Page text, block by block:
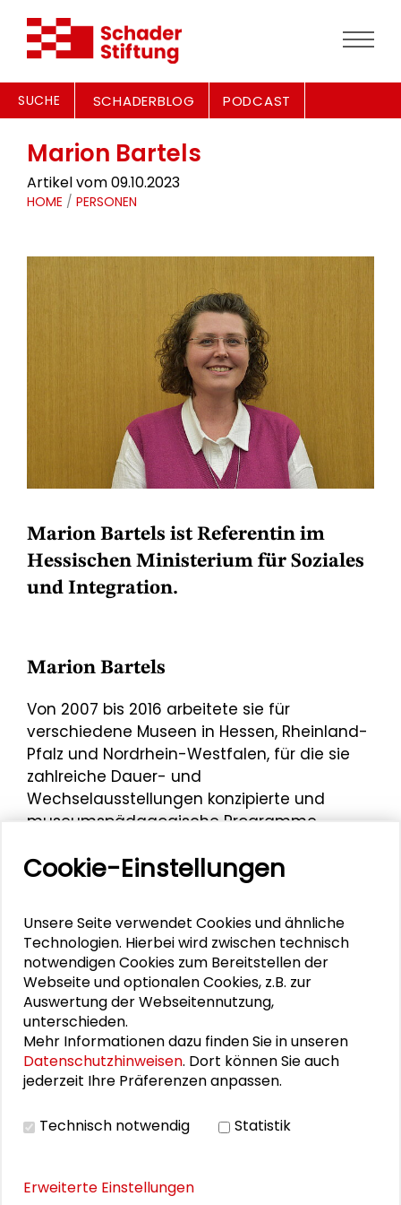
SUCHE SCHADERBLOG PODCAST
Marion Bartels
Artikel vom 09.10.2023
HOME / PERSONEN
Marion Bartels ist Referentin im
Hessischen Ministerium für Soziales
und Integration.
Marion Bartels
Von 2007 bis 2016 arbeitete sie für
verschiedene Museen in Hessen, Rheinland-
Pfalz und Nordrhein-Westfalen, für die sie
zahlreiche Dauer- und
Wechselausstellungen konzipierte und
museumspädagogische Programme
„Erstaufnahmeverfahren und
Standortkoordination“ für soziale Belange
Bartels ist Referentin im Referat
„Kommunale Integrationsförderung und
Landesprogramm WIR“ im Hessischen
Ministerium für Soziales und Integration. Dort
koordiniert sie seit 2018 u.a. die Bereiche
„Förderung für Migrantenorganisationen“
und „WIR-Vielfaltszentren“.
Marion Bartels war als Vertreterin des „WIR-
Vielfaltzentrums“ eine der
Sommercamp 2023 "Kulturbewusst. Räume
Cookie-Einstellungen
Unsere Seite verwendet Cookies und ähnliche
Technologien. Hierbei wird zwischen technisch
notwendigen Cookies zum Bereitstellen der
Webseite und optionalen Cookies, z.B. zur
Auswertung der Webseitennutzung,
unterschieden.
Mehr Informationen dazu finden Sie in unseren
Datenschutzhinweisen. Dort können Sie auch
jederzeit Ihre Präferenzen anpassen.
Technisch notwendig Statistik
Erweiterte Einstellungen